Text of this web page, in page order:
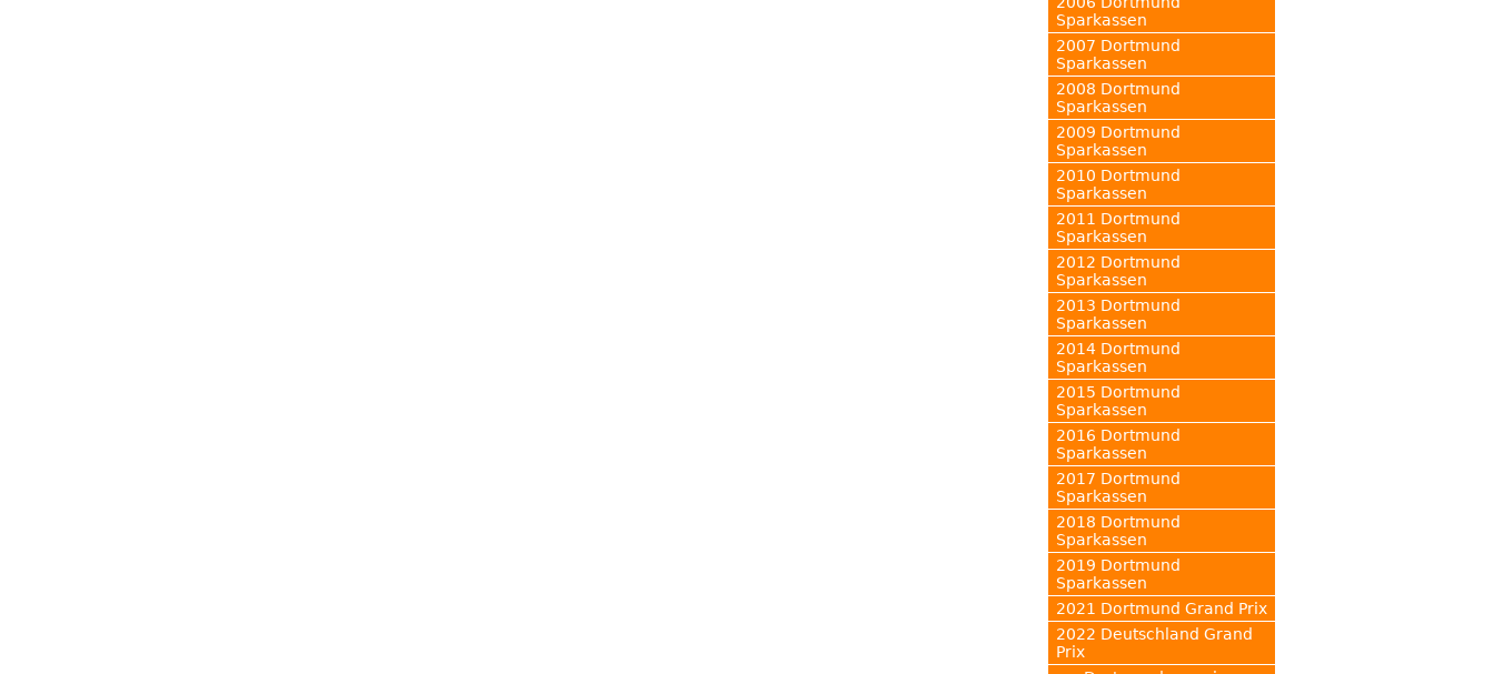
Sparkassen
2007 Dortmund
Sparkassen
2008 Dortmund
Sparkassen
2009 Dortmund
Sparkassen
2010 Dortmund
Sparkassen
2011 Dortmund
Sparkassen
2012 Dortmund
Sparkassen
2013 Dortmund
Sparkassen
2014 Dortmund
Sparkassen
2015 Dortmund
Sparkassen
2016 Dortmund
Sparkassen
2017 Dortmund
Sparkassen
2018 Dortmund
Sparkassen
2019 Dortmund
Sparkassen
2021 Dortmund Grand Prix
2022 Deutschland Grand
Prix